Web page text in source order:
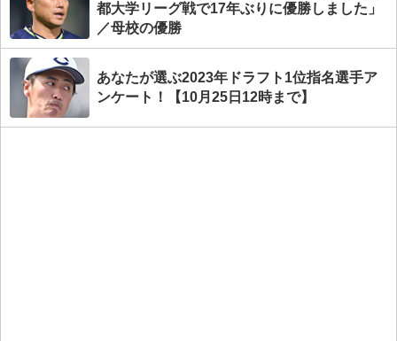
都大学リーグ戦で17年ぶりに優勝しました」
／母校の優勝
あなたが選ぶ2023年ドラフト1位指名選手ア
ンケート！【10月25日12時まで】